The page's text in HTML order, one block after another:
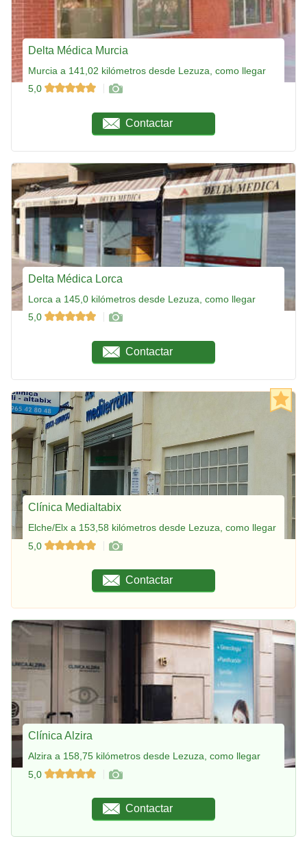
Delta Médica Murcia
Murcia a 141,02 kilómetros desde Lezuza, como llegar
5,0
Contactar
Delta Médica Lorca
Lorca a 145,0 kilómetros desde Lezuza, como llegar
5,0
Contactar
Clínica Medialtabix
Elche/Elx a 153,58 kilómetros desde Lezuza, como llegar
5,0
Contactar
Clínica Alzira
Alzira a 158,75 kilómetros desde Lezuza, como llegar
5,0
Contactar